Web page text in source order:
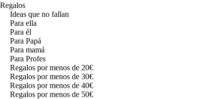
Regalos
Ideas que no fallan
Para ella
Para él
Para Papá
Para mamá
Para Profes
Regalos por menos de 20€
Regalos por menos de 30€
Regalos por menos de 40€
Regalos por menos de 50€